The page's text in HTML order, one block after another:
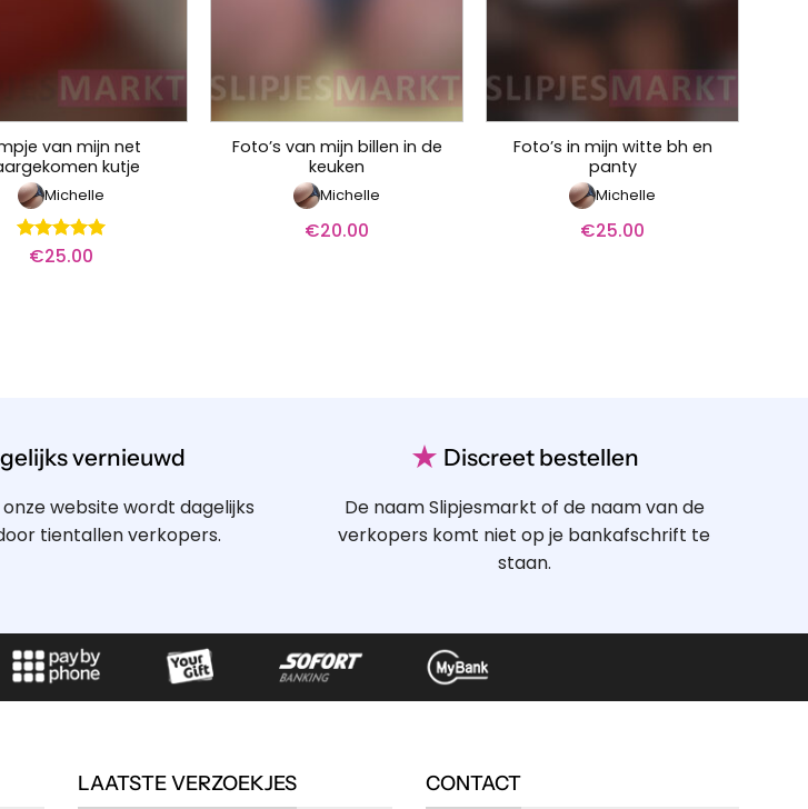
van mijn net
kutje
Michelle
Waardering
€25.00
Foto’s van mijn billen in de
keuken
Michelle
€20.00
Foto’s in mijn witte bh en
panty
Michelle
€25.00
vernieuwd
website wordt dagelijks
tientallen verkopers.
★ Discreet bestellen
De naam Slipjesmarkt of de naam van de
verkopers komt niet op je bankafschrift te
staan.
LAATSTE VERZOEKJES CONTACT